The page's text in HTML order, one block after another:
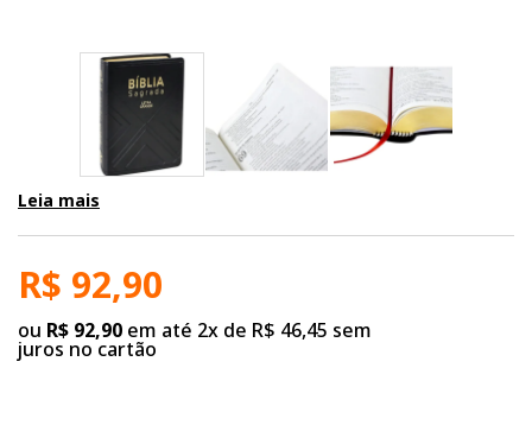
Leia mais
R$ 92,90
ou R$ 92,90 em até 2x de R$ 46,45 sem
juros no cartão